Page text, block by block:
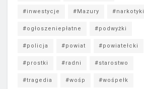
#inwestycje #Mazury #narkotyki
#ogłoszeniepłatne #podwyżki
#policja #powiat #powiatełcki
#prostki #radni #starostwo
#tragedia #wośp #wośpełk